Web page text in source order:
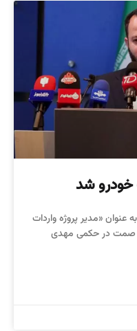
خودرو شد
«مدیر پروژه واردات
صمت در حکمی مهدی